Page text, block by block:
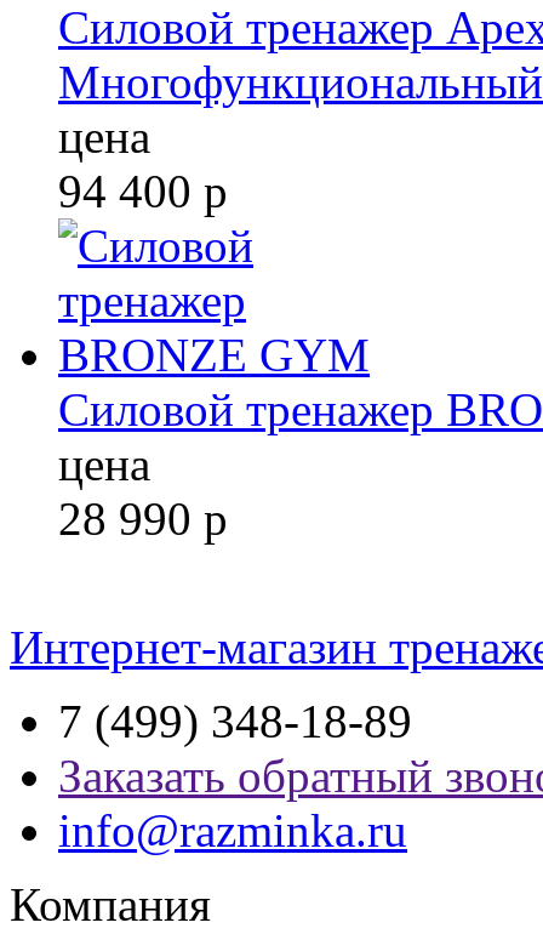
Силовой тренажер
Многофункциональный
цена
94 400 р
Силовой тренажер
цена
28 990 р
Интернет-магазин
7 (499) 348-18-89
Заказать обратный
info@razminka.ru
Компания